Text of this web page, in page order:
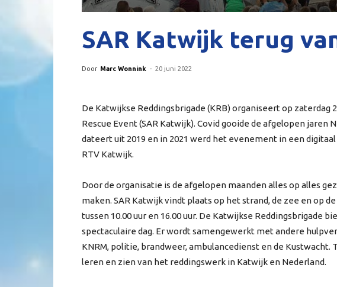
SAR Katwijk terug
Door Marc Wonnink - 20 juni 2022
De Katwijkse Reddingsbrigade (KRB) organiseert op zaterdag
Rescue Event (SAR Katwijk). Covid gooide de afgelopen jaren
dateert uit 2019 en in 2021 werd het evenement in een
RTV Katwijk.
Door de organisatie is de afgelopen maanden alles op alles
maken. SAR Katwijk vindt plaats op het strand, de zee en op
tussen 10.00 uur en 16.00 uur. De Katwijkse Reddingsbrigade
spectaculaire dag. Er wordt samengewerkt met andere
KNRM, politie, brandweer, ambulancedienst en de Kustwacht.
leren en zien van het reddingswerk in Katwijk en Nederland.